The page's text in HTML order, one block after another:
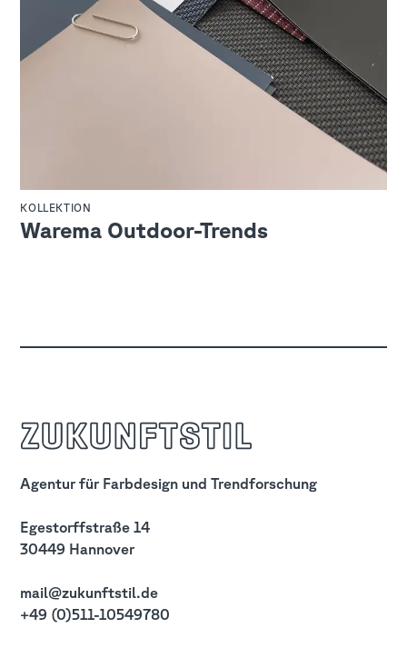
KOLLEKTION
Warema Outdoor-Trends
zukunftStil
Agentur für Farbdesign und Trendforschung
Egestorffstraße 14
30449 Hannover
mail@zukunftstil.de
+49 (0)511-10549780